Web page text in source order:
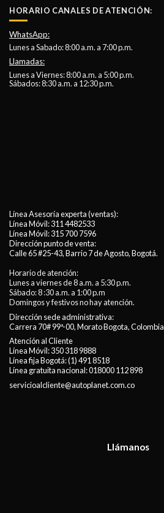
HORARIO CANALES DE ATENCIÓN:
WhatsApp:
Lunes a Sabado: 8:00 a.m. a 7:00 p.m.
Llamadas:
Lunes a Viernes: 8:00 a.m. a 5:00 p.m.
Sábados: 8:30 a.m. a 12:30 p.m.
Línea Asesoría experta (ventas):
Línea Móvil:311 4482533
Línea Móvil:315 700 7596
Dirección punto de venta:
Calle 65 #25-43, Barrio 7 de Agosto, Bogotá.
Horario de atención:
Lunes a viernes de 8 a.m. a 5:30 p.m.
Sábado: 8 :30 a.m. a 1:00 p.m
Domingos y festivos no hay atención.
Dirección sede administrativa:
Carrera 70# 99ª-00, Morato Bogota, Colombia
Atención al Cliente
Línea Móvil:350 318 9888
Línea fija Bogotá:(1) 491 8518
Línea gratuita nacional:018000 112 898
servicioalcliente@autoplanet.com.co
Llámanos